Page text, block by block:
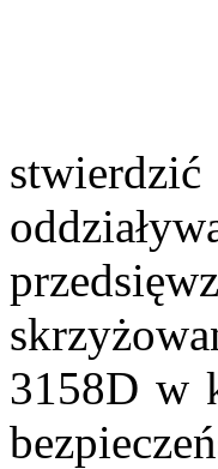
stwierdzić
3158D w